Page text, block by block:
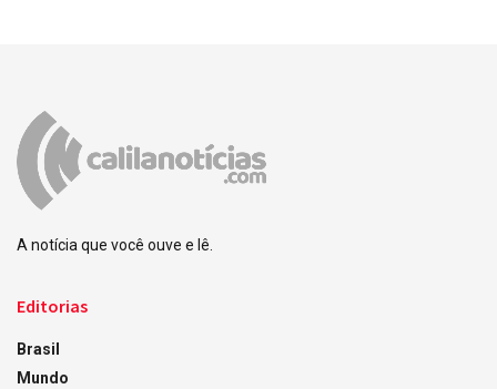
A notícia que você ouve e lê.
Editorias
Brasil
Mundo